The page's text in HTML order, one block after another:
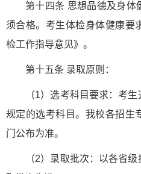
第十四条 思想品德及身体
须合格。考生体检身体健康要
检工作指导意见》。
第十五条 录取原则：
（1）选考科目要求：考
规定的选考科目。我校各招生
门公布为准。
（2）录取批次：以各省